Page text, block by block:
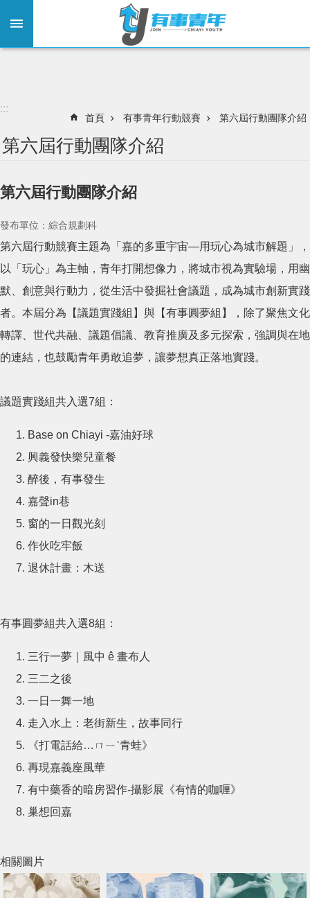
:::
首頁 有事青年行動競賽 第六屆行動團隊介紹
第六屆行動團隊介紹
第六屆行動團隊介紹
發布單位：綜合規劃科
第六屆行動競賽主題為「嘉的多重宇宙—用玩心為城市解題」，
以「玩心」為主軸，青年打開想像力，將城市視為實驗場，用幽
默、創意與行動力，從生活中發掘社會議題，成為城市創新實踐
者。本屆分為【議題實踐組】與【有事圓夢組】，除了聚焦文化
轉譯、世代共融、議題倡議、教育推廣及多元探索，強調與在地
的連結，也鼓勵青年勇敢追夢，讓夢想真正落地實踐。
議題實踐組共入選7組：
Base on Chiayi -嘉油好球
興義發快樂兒童餐
醉後，有事發生
嘉聲in巷
窗的一日觀光刻
作伙吃牢飯
退休計畫：木送
有事圓夢組共入選8組：
三行一夢｜風中 ê 畫布人
三二之後
一日一舞一地
走入水上：老街新生，故事同行
《打電話給…ㄇㄧˋ青蛙》
再現嘉義座風華
有中藥香的暗房習作-攝影展《有情的咖喱》
巢想回嘉
相關圖片